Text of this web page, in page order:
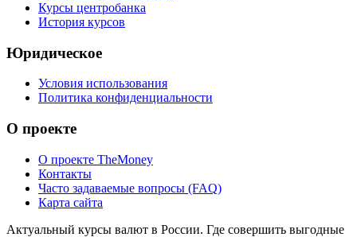
Курсы центробанка
История курсов
Юридическое
Условия использования
Политика конфиденциальности
О проекте
О проекте TheMoney
Контакты
Часто задаваемые вопросы (FAQ)
Карта сайта
Актуальный курсы валют в России. Где совершить выгодные